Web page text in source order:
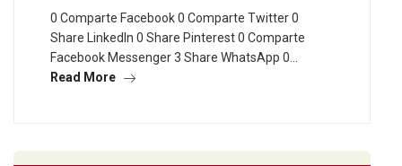
0 Comparte Facebook 0 Comparte Twitter 0
Share LinkedIn 0 Share Pinterest 0 Comparte
Facebook Messenger 3 Share WhatsApp 0…
Read More